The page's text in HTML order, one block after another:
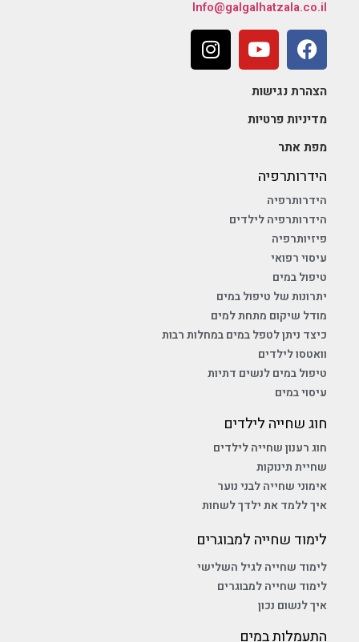
הידרותרפיה בכפר סבא
גלגל הצלה הינו מרכז הידרותרפי ופיזיותרפי, לשיקום תינוקות,
נוער ומבוגרים באמצעות שחייה טיפולית, טיפולי הידרותרפיה,
במרכז קיימות שתי בריכות מקורות ומחוממות, הפועלות בכל
ימות השנה, וקליניקות לטיפול רפואי ופרא-רפואי, הנותנות
מענה משולב לכל פתולוגיה, תחת קורת גג אחת!
הקשר בין שיווי משקל לביטחון עצמי אצל ילדים